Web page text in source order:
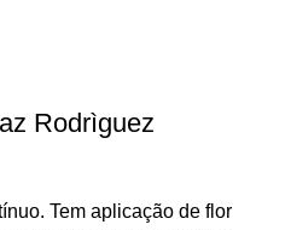
Rodrìguez
Tem aplicação de flor